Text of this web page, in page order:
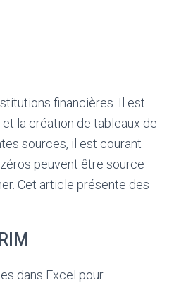
financières. Il est
la création de tableaux de
sources, il est courant
peuvent être source
Cet article présente des
dans Excel pour